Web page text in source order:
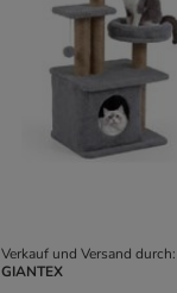
Verkauf und Versand durch:
GIANTEX